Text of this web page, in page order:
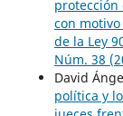
con
de la Ley
Núm. 38
David
política y